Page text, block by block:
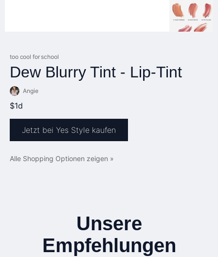
too cool for school
Dew Blurry Tint - Lip-Tint
Angie
$1d
Jetzt bei Yes Style kaufen
Alle Shopping Optionen zeigen »
Unsere
Empfehlungen